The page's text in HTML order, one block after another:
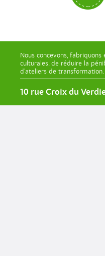
Nous concevons,
culturales, de réduire la
d’ateliers de transformation.
10 rue Croix du